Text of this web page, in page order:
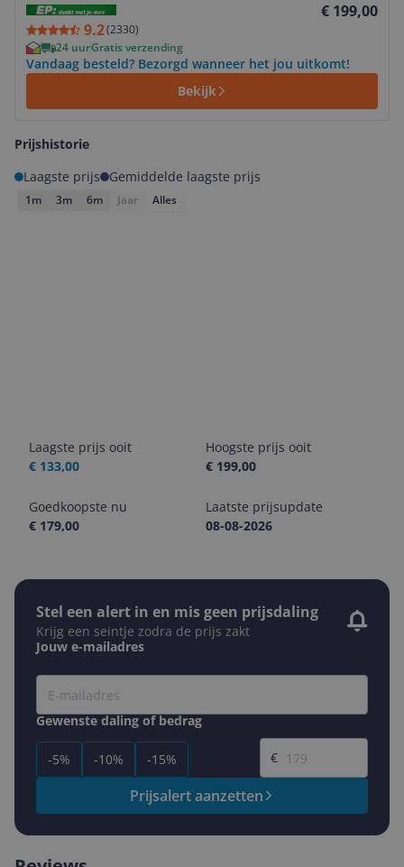
9.2(2330)
€ 199,00
24 uurGratis verzending
Vandaag besteld? Bezorgd wanneer het jou uitkomt!
Bekijk
Prijshistorie
Laagste prijs
Gemiddelde laagste prijs
1m 3m 6m Jaar Alles
Laagste prijs ooit
€ 133,00
Hoogste prijs ooit
€ 199,00
Goedkoopste nu
€ 179,00
Laatste prijsupdate
08-08-2026
Stel een alert in en mis geen prijsdaling
Krijg een seintje zodra de prijs zakt
Jouw e-mailadres
Gewenste daling of bedrag
-5% -10% -15%
Gewenste prijs
€
Prijsalert aanzetten